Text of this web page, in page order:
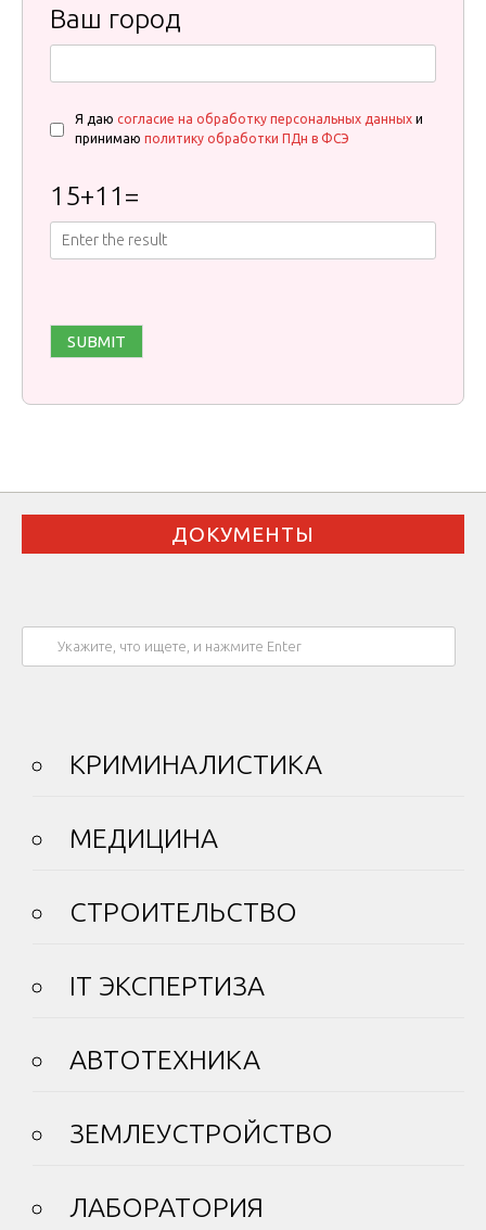
Ваш город
Я даю согласие на обработку персональных данных и
принимаю политику обработки ПДн в ФСЭ
15+11 =
ДОКУМЕНТЫ
КРИМИНАЛИСТИКА
МЕДИЦИНА
СТРОИТЕЛЬСТВО
IT ЭКСПЕРТИЗА
АВТОТЕХНИКА
ЗЕМЛЕУСТРОЙСТВО
ЛАБОРАТОРИЯ